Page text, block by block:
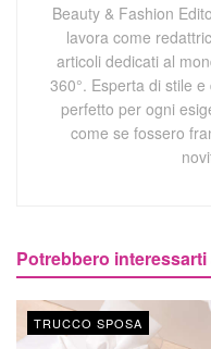
Beauty & Fashion
lavora come
articoli dedicati al
360°. Esperta di stile
perfetto per ogni
come se fossero
Potrebbero interessarti
TRUCCO SPOSA